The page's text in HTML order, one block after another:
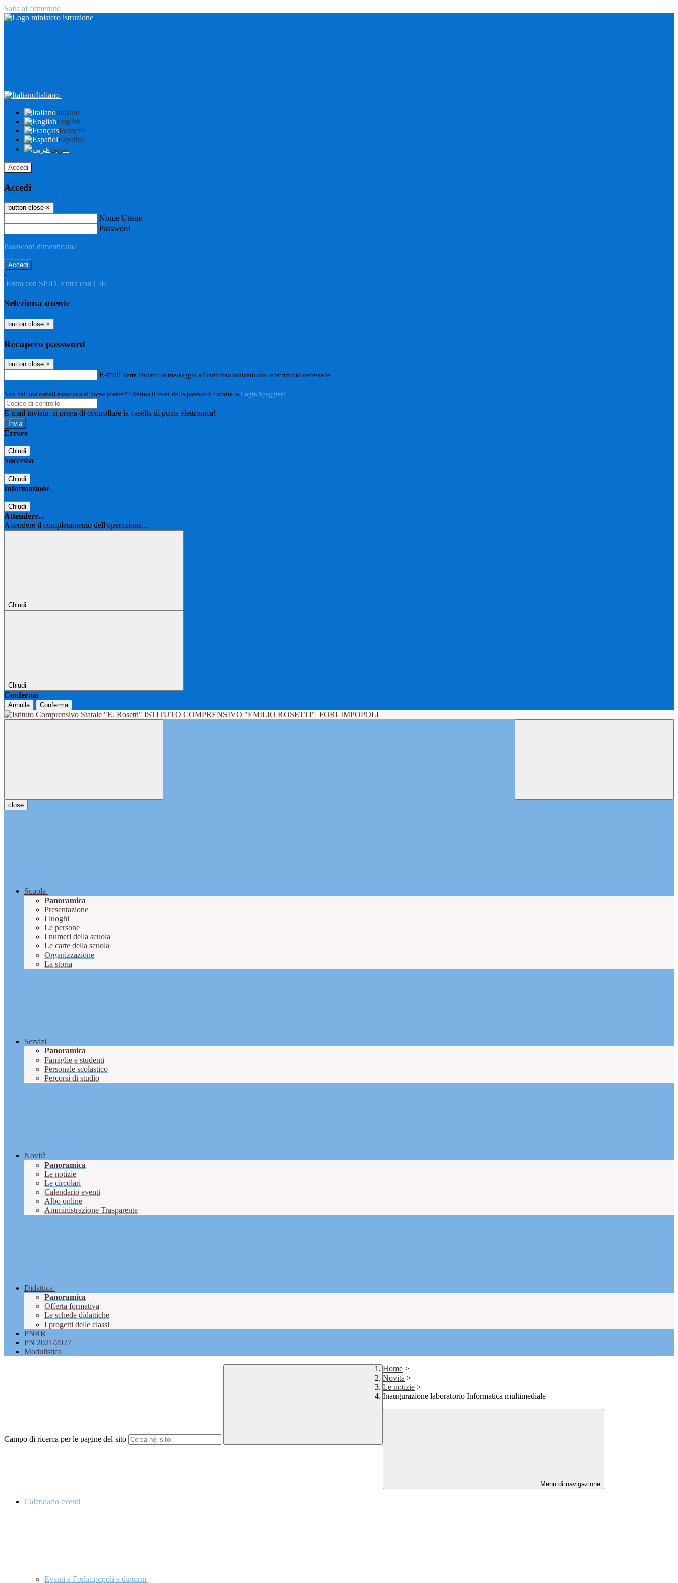
Salta al contenuto
Italiano
Italiano
English
Français
Español
عربى
Accedi
Accedi
button close ×
Nome Utente
Password
Password dimenticata?
-
Entra con SPID Entra con CIE
Seleziona utente
button close ×
Recupero password
button close ×
E-mail Verrà inviato un messaggio all'indirizzo indicato con le istruzioni necessarie.
Non hai una e-mail associata al nome utente? Effettua il reset della password tramite la Login Spaggiari
E-mail inviata, si prega di controllare la casella di posta elettronica!
Errore
Chiudi
Successo
Chiudi
Informazione
Chiudi
Attendere...
Attendere il completamento dell'operazione...
Chiudi
Chiudi
Conferma
Annulla Conferma
ISTITUTO COMPRENSIVO "EMILIO ROSETTI" FORLIMPOPOLI
close
Scuola
Panoramica
Presentazione
I luoghi
Le persone
I numeri della scuola
Le carte della scuola
Organizzazione
La storia
Servizi
Panoramica
Famiglie e studenti
Personale scolastico
Percorsi di studio
Novità
Panoramica
Le notizie
Le circolari
Calendario eventi
Albo online
Amministrazione Trasparente
Didattica
Panoramica
Offerta formativa
Le schede didattiche
I progetti delle classi
PNRR
PN 2021/2027
Modulistica
Campo di ricerca per le pagine del sito
Home >
Novità >
Le notizie >
Inaugurazione laboratorio Informatica multimediale
Menu di navigazione
Calendario eventi
Eventi a Forlimpopoli e dintorni